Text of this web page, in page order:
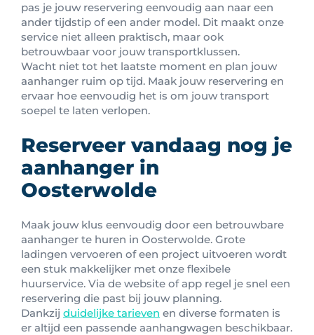
pas je jouw reservering eenvoudig aan naar een
ander tijdstip of een ander model. Dit maakt onze
service niet alleen praktisch, maar ook
betrouwbaar voor jouw transportklussen.
Wacht niet tot het laatste moment en plan jouw
aanhanger ruim op tijd. Maak jouw reservering en
ervaar hoe eenvoudig het is om jouw transport
soepel te laten verlopen.
Reserveer vandaag nog je
aanhanger in
Oosterwolde
Maak jouw klus eenvoudig door een betrouwbare
aanhanger te huren in Oosterwolde. Grote
ladingen vervoeren of een project uitvoeren wordt
een stuk makkelijker met onze flexibele
huurservice. Via de website of app regel je snel een
reservering die past bij jouw planning.
Dankzij duidelijke tarieven en diverse formaten is
er altijd een passende aanhangwagen beschikbaar.